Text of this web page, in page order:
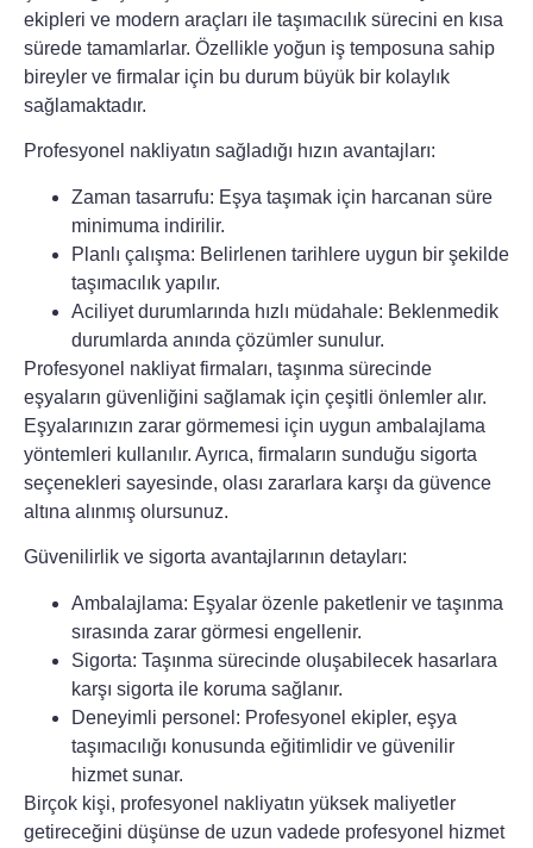
ekipleri ve modern araçları ile taşımacılık sürecini en kısa
sürede tamamlarlar. Özellikle yoğun iş temposuna sahip
bireyler ve firmalar için bu durum büyük bir kolaylık
sağlamaktadır.
Profesyonel nakliyatın sağladığı hızın avantajları:
Zaman tasarrufu: Eşya taşımak için harcanan süre
minimuma indirilir.
Planlı çalışma: Belirlenen tarihlere uygun bir şekilde
taşımacılık yapılır.
Aciliyet durumlarında hızlı müdahale: Beklenmedik
durumlarda anında çözümler sunulur.
Profesyonel nakliyat firmaları, taşınma sürecinde
eşyaların güvenliğini sağlamak için çeşitli önlemler alır.
Eşyalarınızın zarar görmemesi için uygun ambalajlama
yöntemleri kullanılır. Ayrıca, firmaların sunduğu sigorta
seçenekleri sayesinde, olası zararlara karşı da güvence
altına alınmış olursunuz.
Güvenilirlik ve sigorta avantajlarının detayları:
Ambalajlama: Eşyalar özenle paketlenir ve taşınma
sırasında zarar görmesi engellenir.
Sigorta: Taşınma sürecinde oluşabilecek hasarlara
karşı sigorta ile koruma sağlanır.
Deneyimli personel: Profesyonel ekipler, eşya
taşımacılığı konusunda eğitimlidir ve güvenilir
hizmet sunar.
Birçok kişi, profesyonel nakliyatın yüksek maliyetler
getireceğini düşünse de uzun vadede profesyonel hizmet